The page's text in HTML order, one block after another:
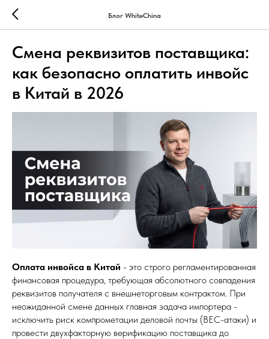
Блог WhiteChina
Смена реквизитов поставщика:
как безопасно оплатить инвойс
в Китай в 2026
Оплата инвойса в Китай - это строго регламентированная
финансовая процедура, требующая абсолютного совпадения
реквизитов получателя с внешнеторговым контрактом. При
неожиданной смене данных главная задача импортера -
исключить риск компрометации деловой почты (BEC-атаки) и
провести двухфакторную верификацию поставщика до